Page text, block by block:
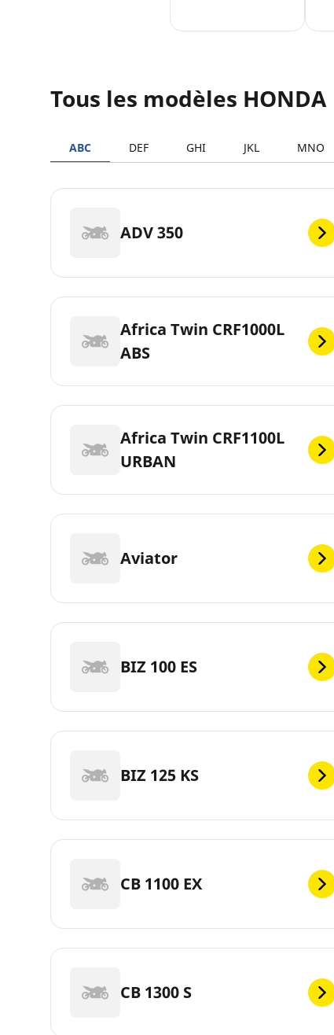
Tous les modèles HONDA
ABC DEF GHI JKL MNO
ADV 350
Africa Twin CRF1000L
ABS
Africa Twin CRF1100L
URBAN
Aviator
BIZ 100 ES
BIZ 125 KS
CB 1100 EX
CB 1300 S